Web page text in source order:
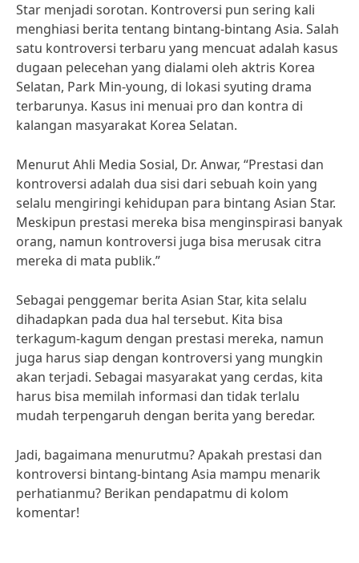
Star menjadi sorotan. Kontroversi pun sering kali
menghiasi berita tentang bintang-bintang Asia. Salah
satu kontroversi terbaru yang mencuat adalah kasus
dugaan pelecehan yang dialami oleh aktris Korea
Selatan, Park Min-young, di lokasi syuting drama
terbarunya. Kasus ini menuai pro dan kontra di
kalangan masyarakat Korea Selatan.
Menurut Ahli Media Sosial, Dr. Anwar, “Prestasi dan
kontroversi adalah dua sisi dari sebuah koin yang
selalu mengiringi kehidupan para bintang Asian Star.
Meskipun prestasi mereka bisa menginspirasi banyak
orang, namun kontroversi juga bisa merusak citra
mereka di mata publik.”
Sebagai penggemar berita Asian Star, kita selalu
dihadapkan pada dua hal tersebut. Kita bisa
terkagum-kagum dengan prestasi mereka, namun
juga harus siap dengan kontroversi yang mungkin
akan terjadi. Sebagai masyarakat yang cerdas, kita
harus bisa memilah informasi dan tidak terlalu
mudah terpengaruh dengan berita yang beredar.
Jadi, bagaimana menurutmu? Apakah prestasi dan
kontroversi bintang-bintang Asia mampu menarik
perhatianmu? Berikan pendapatmu di kolom
komentar!